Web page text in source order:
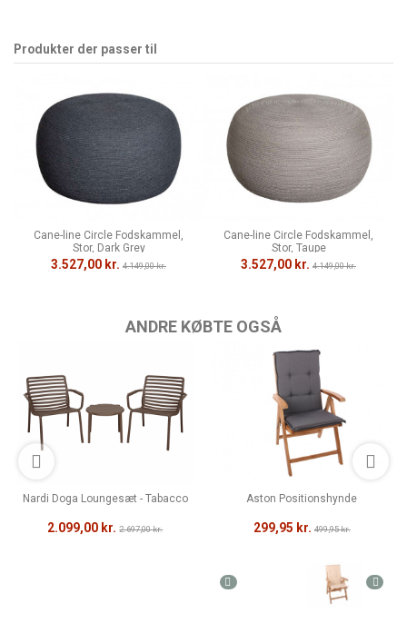
Produkter der passer til
Cane-line Circle Fodskammel,
Stor, Dark Grey
3.527,00 kr. 4.149,00 kr.
Cane-line Circle Fodskammel,
Stor, Taupe
3.527,00 kr. 4.149,00 kr.
ANDRE KØBTE OGSÅ
Nardi Doga Loungesæt - Tabacco
2.099,00 kr. 2.697,00 kr.
Aston Positionshynde
299,95 kr. 499,95 kr.